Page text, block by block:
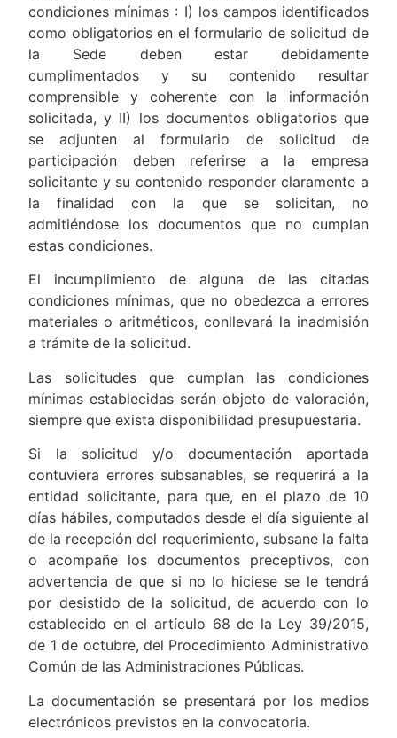
condiciones mínimas : I) los campos identificados
como obligatorios en el formulario de solicitud de
la Sede deben estar debidamente
cumplimentados y su contenido resultar
comprensible y coherente con la información
solicitada, y II) los documentos obligatorios que
se adjunten al formulario de solicitud de
participación deben referirse a la empresa
solicitante y su contenido responder claramente a
la finalidad con la que se solicitan, no
admitiéndose los documentos que no cumplan
estas condiciones.
El incumplimiento de alguna de las citadas
condiciones mínimas, que no obedezca a errores
materiales o aritméticos, conllevará la inadmisión
a trámite de la solicitud.
Las solicitudes que cumplan las condiciones
mínimas establecidas serán objeto de valoración,
siempre que exista disponibilidad presupuestaria.
Si la solicitud y/o documentación aportada
contuviera errores subsanables, se requerirá a la
entidad solicitante, para que, en el plazo de 10
días hábiles, computados desde el día siguiente al
de la recepción del requerimiento, subsane la falta
o acompañe los documentos preceptivos, con
advertencia de que si no lo hiciese se le tendrá
por desistido de la solicitud, de acuerdo con lo
establecido en el artículo 68 de la Ley 39/2015,
de 1 de octubre, del Procedimiento Administrativo
Común de las Administraciones Públicas.
La documentación se presentará por los medios
electrónicos previstos en la convocatoria.